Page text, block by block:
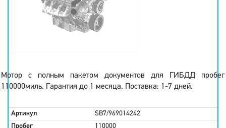
Мотор с полным пакетом документов для ГИБДД пробег
110000миль. Гарантия до 1 месяца. Поставка: 1-7 дней.
Артикул
SB7/969014242
Пробег
110000